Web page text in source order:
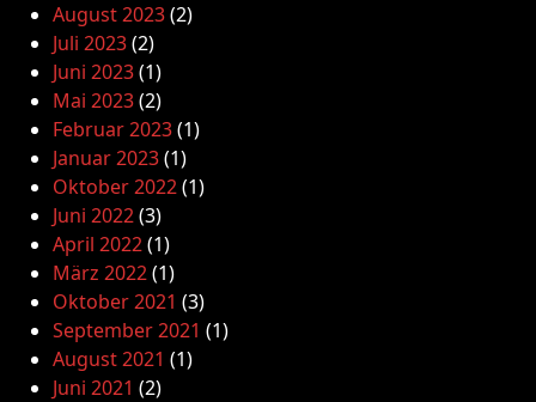
August 2023(2)
Juli 2023(2)
Juni 2023(1)
Mai 2023(2)
Februar 2023(1)
Januar 2023(1)
Oktober 2022(1)
Juni 2022(3)
April 2022(1)
März 2022(1)
Oktober 2021 (3)
September 2021 (1)
August 2021 (1)
Juni 2021 (2)